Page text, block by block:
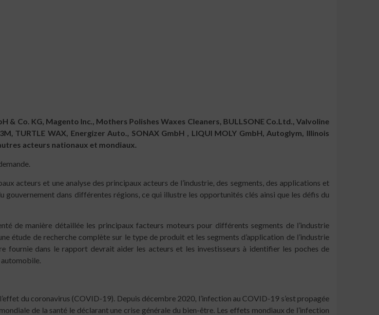
& Co. KG, Magento Inc., Mothers Polishes Waxes Cleaners, BULLSONE Co.Ltd., Valvoline
TURTLE WAX, Energizer Auto., SONAX GmbH , LIQUI MOLY GmbH, Autoglym, Illinois
acteurs nationaux et mondiaux.
acteurs et une analyse des principaux acteurs de l’industrie, des segments, des applications et
gouvernement dans différentes régions, ce qui illustre les opportunités clés ainsi que les défis du
de manière détaillée les principaux facteurs moteurs pour différents segments de l’industrie
étude de recherche complète sur le type de produit et les segments d’application de l’industrie
fournie dans le rapport devrait aider les acteurs et les investisseurs à identifier les poches de
du coronavirus (COVID-19). Depuis décembre 2020, l’infection au COVID-19 s’est propagée
de la santé le déclarant une crise générale du bien-être. Les effets mondiaux de l’infection